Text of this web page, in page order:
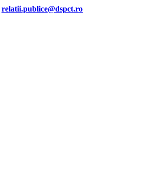
relatii.publice@dspct.ro